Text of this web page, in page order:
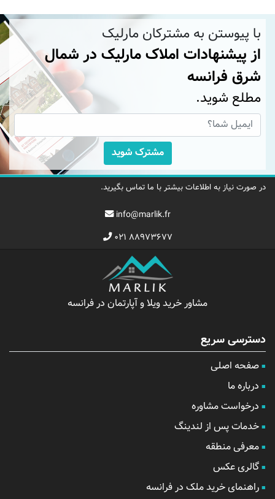
با پیوستن به مشترکان مارلیک
از پیشنهادات املاک مارلیک در شمال
شرق فرانسه
مطلع شوید.
مشترک شوید
در صورت نیاز به اطلاعات بیشتر با ما تماس بگیرید.
info@marlik.fr
۰۲۱ ۸۸۹۷۳۶۷۷
مشاور خرید ویلا و آپارتمان در فرانسه
دسترسی سریع
صفحه اصلی
درباره ما
درخواست مشاوره
خدمات پس از لندینگ
معرفی منطقه
گالری عکس
راهنمای خرید ملک در فرانسه